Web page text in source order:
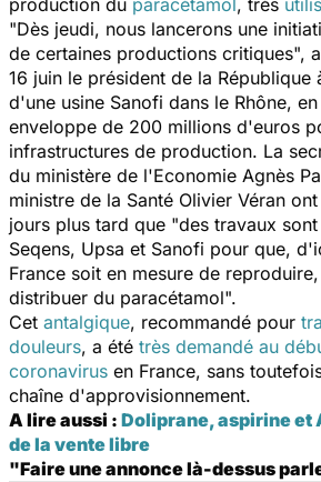
"Dès jeudi, nous lancerons une
de certaines productions critiques",
16 juin le président de la République
d'une usine Sanofi dans le Rhône,
enveloppe de 200 millions d'euros
infrastructures de production. La
du ministère de l'Economie Agnès
ministre de la Santé Olivier Véran
jours plus tard que "des travaux
Seqens, Upsa et Sanofi pour que,
France soit en mesure de
distribuer du paracétamol".
Cet antalgique, recommandé pour
douleurs, a été très demandé au
coronavirus en France, sans
chaîne d'approvisionnement.
A lire aussi : Doliprane, aspirine et
de la vente libre
"Faire une annonce là-dessus